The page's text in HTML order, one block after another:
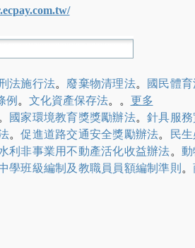
法施行法。 廢棄物清理法。 國民體育
例 。 文化資產保存法。 。 更多
。 國家環境教育獎獎勵辦法。 針具服
。促進道路交通安全獎勵辦法。
民
利非事業用不動產活化收益辦法。 動
學班級編制及教職員員額編制準則 。